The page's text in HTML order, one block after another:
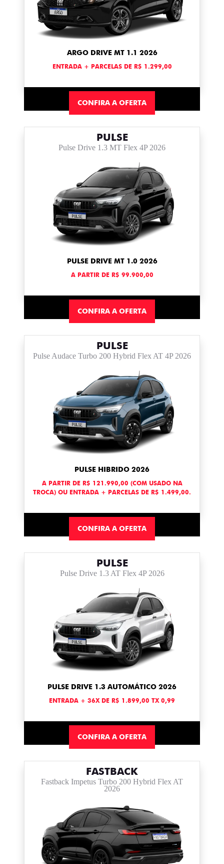
ARGO DRIVE MT 1.1 2026
ENTRADA + PARCELAS DE R$ 1.299,00
CONFIRA A OFERTA
PULSE
Pulse Drive 1.3 MT Flex 4P 2026
PULSE DRIVE MT 1.0 2026
A PARTIR DE R$ 99.900,00
CONFIRA A OFERTA
PULSE
Pulse Audace Turbo 200 Hybrid Flex AT 4P 2026
PULSE HIBRIDO 2026
A PARTIR DE R$ 121.990,00 (COM USADO NA
TROCA) OU ENTRADA + PARCELAS DE R$ 1.499,00.
CONFIRA A OFERTA
PULSE
Pulse Drive 1.3 AT Flex 4P 2026
PULSE DRIVE 1.3 AUTOMÁTICO 2026
ENTRADA + 36X DE R$ 1.899,00 TX 0,99
CONFIRA A OFERTA
FASTBACK
Fastback Impetus Turbo 200 Hybrid Flex AT
2026